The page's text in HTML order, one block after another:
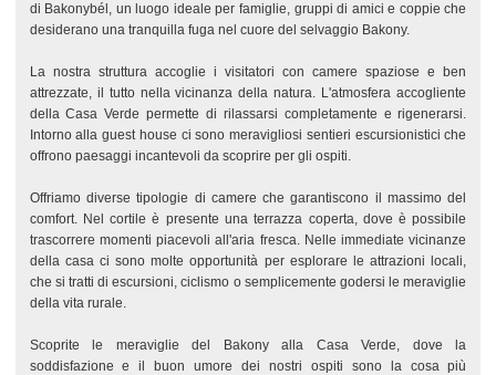
di Bakonybél, un luogo ideale per famiglie, gruppi di amici e coppie che
desiderano una tranquilla fuga nel cuore del selvaggio Bakony.
La nostra struttura accoglie i visitatori con camere spaziose e ben
attrezzate, il tutto nella vicinanza della natura. L'atmosfera accogliente
della Casa Verde permette di rilassarsi completamente e rigenerarsi.
Intorno alla guest house ci sono meravigliosi sentieri escursionistici che
offrono paesaggi incantevoli da scoprire per gli ospiti.
Offriamo diverse tipologie di camere che garantiscono il massimo del
comfort. Nel cortile è presente una terrazza coperta, dove è possibile
trascorrere momenti piacevoli all'aria fresca. Nelle immediate vicinanze
della casa ci sono molte opportunità per esplorare le attrazioni locali,
che si tratti di escursioni, ciclismo o semplicemente godersi le meraviglie
della vita rurale.
Scoprite le meraviglie del Bakony alla Casa Verde, dove la
soddisfazione e il buon umore dei nostri ospiti sono la cosa più